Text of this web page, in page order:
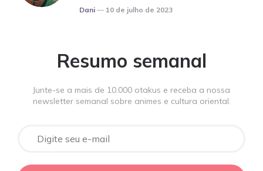
Posted
Dani 10 de julho de 2023
Resumo semanal
Junte-se a mais de 10.000 otakus e receba a nossa
newsletter semanal sobre animes e cultura oriental.